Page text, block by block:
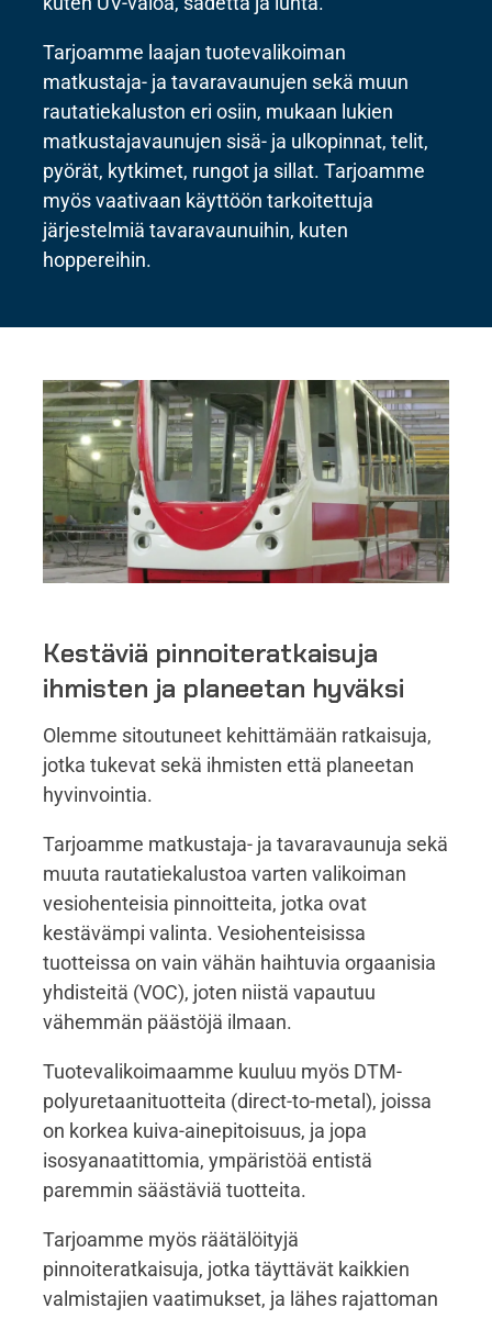
Tarjoamme laajan tuotevalikoiman
matkustaja- ja tavaravaunujen sekä muun
rautatiekaluston eri osiin, mukaan lukien
matkustajavaunujen sisä- ja ulkopinnat, telit,
pyörät, kytkimet, rungot ja sillat. Tarjoamme
myös vaativaan käyttöön tarkoitettuja
järjestelmiä tavaravaunuihin, kuten
hoppereihin.
Kestäviä pinnoiteratkaisuja
ihmisten ja planeetan hyväksi
Olemme sitoutuneet kehittämään ratkaisuja,
jotka tukevat sekä ihmisten että planeetan
hyvinvointia.
Tarjoamme matkustaja- ja tavaravaunuja sekä
muuta rautatiekalustoa varten valikoiman
vesiohenteisia pinnoitteita, jotka ovat
kestävämpi valinta. Vesiohenteisissa
tuotteissa on vain vähän haihtuvia orgaanisia
yhdisteitä (VOC), joten niistä vapautuu
vähemmän päästöjä ilmaan.
Tuotevalikoimaamme kuuluu myös DTM-
polyuretaanituotteita (direct-to-metal), joissa
on korkea kuiva-ainepitoisuus, ja jopa
isosyanaatittomia, ympäristöä entistä
paremmin säästäviä tuotteita.
Tarjoamme myös räätälöityjä
pinnoiteratkaisuja, jotka täyttävät kaikkien
valmistajien vaatimukset, ja lähes rajattoman